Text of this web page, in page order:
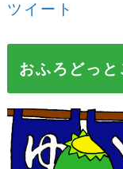
ツイート
おふろどっ